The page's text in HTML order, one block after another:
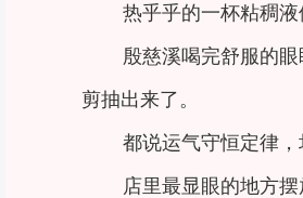
热乎乎的一杯粘稠
殷慈溪喝完舒服的
剪抽出来了。
都说运气守恒定律
店里最显眼的地方